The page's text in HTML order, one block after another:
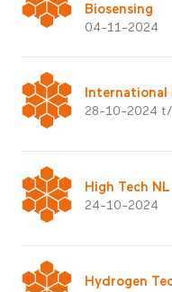
Biosensing
04-11-2024
International
28-10-2024
High Tech
24-10-2024
Hydrogen